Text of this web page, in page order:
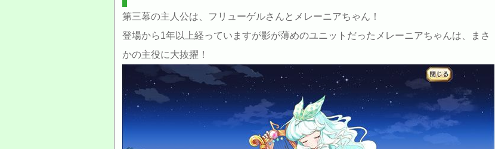
第三幕の主人公は、フリューゲルさんとメレーニアちゃん！
登場から1年以上経っていますが影が薄めのユニットだったメレーニアちゃんは、まさ
かの主役に大抜擢！